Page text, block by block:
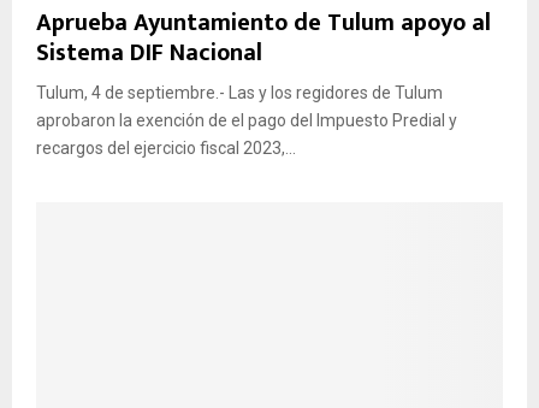
Aprueba Ayuntamiento de Tulum apoyo al
Sistema DIF Nacional
Tulum, 4 de septiembre.- Las y los regidores de Tulum
aprobaron la exención de el pago del Impuesto Predial y
recargos del ejercicio fiscal 2023,...